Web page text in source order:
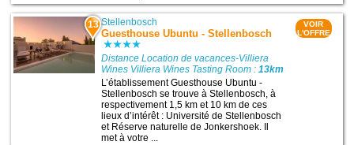
13 Stellenbosch
Guesthouse Ubuntu - Stellenbosch
Distance Location de vacances-Villiera
Wines Villiera Wines Tasting Room :13km
L’établissement Guesthouse Ubuntu -
Stellenbosch se trouve à Stellenbosch, à
respectivement 1,5 km et 10 km de ces
lieux d’intérêt : Université de Stellenbosch
et Réserve naturelle de Jonkershoek. Il
met à votre ...
VOIR
L'OFFRE